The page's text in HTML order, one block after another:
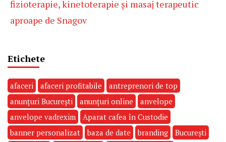
fizioterapie, kinetoterapie și masaj terapeutic
aproape de Snagov
Etichete
afaceri afaceri profitabile
antreprenori de top
anunțuri București
anunțuri online
anvelope
anvelope vadrexim
Aparat cafea în Custodie
banner personalizat
baza de date branding
București